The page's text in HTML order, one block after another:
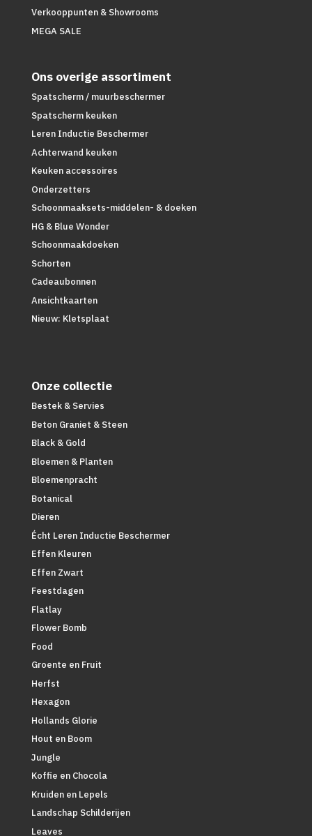
Verkooppunten & Showrooms
MEGA SALE
Ons overige assortiment
Spatscherm / muurbeschermer
Spatscherm keuken
Leren Inductie Beschermer
Achterwand keuken
Keuken accessoires
Onderzetters
Schoonmaaksets-middelen- & doeken
HG & Blue Wonder
Schoonmaakdoeken
Schorten
Cadeaubonnen
Ansichtkaarten
Nieuw: Kletsplaat
Onze collectie
Bestek & Servies
Beton Graniet & Steen
Black & Gold
Bloemen & Planten
Bloemenpracht
Botanical
Dieren
Écht Leren Inductie Beschermer
Effen Kleuren
Effen Zwart
Feestdagen
Flatlay
Flower Bomb
Food
Groente en Fruit
Herfst
Hexagon
Hollands Glorie
Hout en Boom
Jungle
Koffie en Chocola
Kruiden en Lepels
Landschap Schilderijen
Leaves